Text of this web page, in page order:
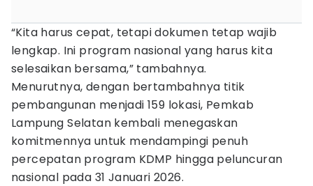
“Kita harus cepat, tetapi dokumen tetap wajib
lengkap. Ini program nasional yang harus kita
selesaikan bersama,” tambahnya.
Menurutnya, dengan bertambahnya titik
pembangunan menjadi 159 lokasi, Pemkab
Lampung Selatan kembali menegaskan
komitmennya untuk mendampingi penuh
percepatan program KDMP hingga peluncuran
nasional pada 31 Januari 2026.